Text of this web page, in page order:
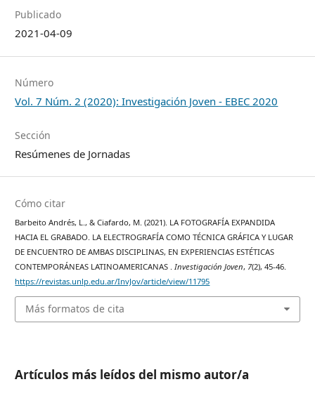
Publicado
2021-04-09
Número
Vol. 7 Núm. 2 (2020): Investigación Joven - EBEC 2020
Sección
Resúmenes de Jornadas
Cómo citar
Barbeito Andrés, L., & Ciafardo, M. (2021). LA FOTOGRAFÍA EXPANDIDA
HACIA EL GRABADO. LA ELECTROGRAFÍA COMO TÉCNICA GRÁFICA Y LUGAR
DE ENCUENTRO DE AMBAS DISCIPLINAS, EN EXPERIENCIAS ESTÉTICAS
CONTEMPORÁNEAS LATINOAMERICANAS . Investigación Joven, 7(2), 45-46.
https://revistas.unlp.edu.ar/InvJov/article/view/11795
Más formatos de cita
Artículos más leídos del mismo autor/a